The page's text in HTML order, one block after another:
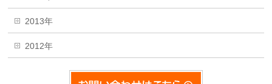
2013年
2012年